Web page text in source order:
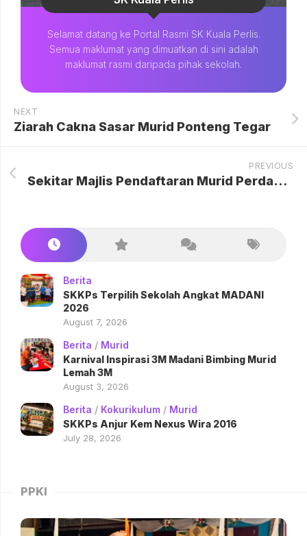
Selamat datang ke Portal Rasmi SK Kuala Perlis.
Semua maklumat yang dimuatkan di sini adalah
maklumat rasmi daripada pihak sekolah.
NEXT
Ziarah Cakna Sasar Murid Ponteng Tegar
PREVIOUS
Sekitar Majlis Pendaftaran Murid Perdana, PPKI
Berita
SKKPs Terpilih Sekolah Angkat MADANI
2026
August 7, 2026
Berita / Murid
Karnival Inspirasi 3M Madani Bimbing Murid
Lemah 3M
August 3, 2026
Berita / Kokurikulum / Murid
SKKPs Anjur Kem Nexus Wira 2016
July 28, 2026
PPKI